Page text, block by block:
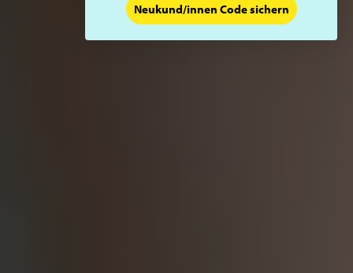
Neukund/innen Code sichern